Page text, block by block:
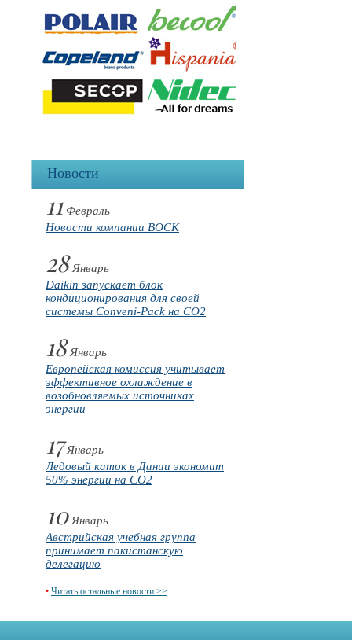
Новости
11 Февраль
Новости компании BOCK
28Январь
Daikin запускает блок
кондиционирования для своей
системы Conveni-Pack на CO2
18Январь
Европейская комиссия учитывает
эффективное охлаждение в
возобновляемых источниках
энергии
17Январь
Ледовый каток в Дании экономит
50% энергии на CO2
10Январь
Австрийская учебная группа
принимает пакистанскую
делегацию
• Читать остальные новости >>